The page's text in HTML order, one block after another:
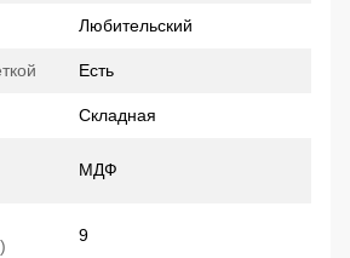
Любительский
Есть
Складная
МДФ
9